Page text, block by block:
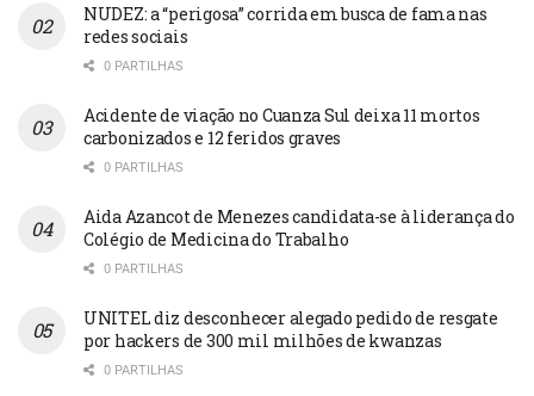
NUDEZ: a “perigosa” corrida em busca de fama nas
redes sociais
0 PARTILHAS
Acidente de viação no Cuanza Sul deixa 11 mortos
carbonizados e 12 feridos graves
0 PARTILHAS
Aida Azancot de Menezes candidata-se à liderança do
Colégio de Medicina do Trabalho
0 PARTILHAS
UNITEL diz desconhecer alegado pedido de resgate
por hackers de 300 mil milhões de kwanzas
0 PARTILHAS